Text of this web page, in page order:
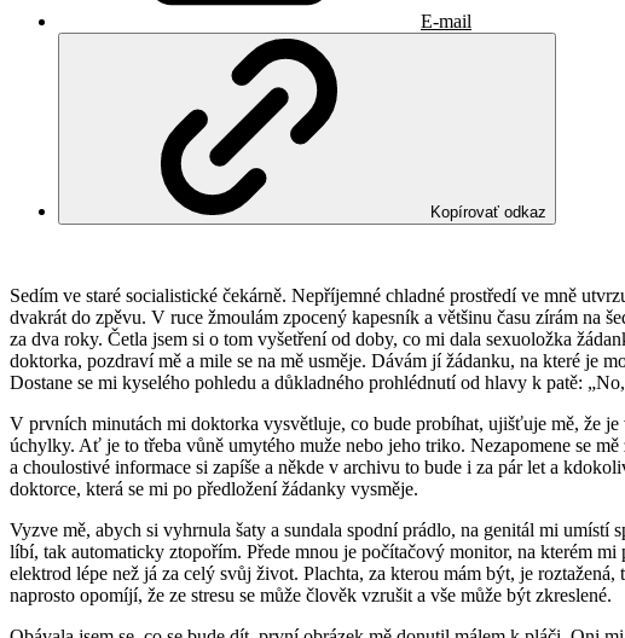
E-mail
Kopírovať odkaz
Sedím ve staré socialistické čekárně. Nepříjemné chladné prostředí ve mně
dvakrát do zpěvu. V ruce žmoulám zpocený kapesník a většinu času zírám na
za dva roky. Četla jsem si o tom vyšetření od doby, co mi dala sexuoložka
doktorka, pozdraví mě a mile se na mě usměje. Dávám jí žádanku, na které je
Dostane se mi kyselého pohledu a důkladného prohlédnutí od hlavy k patě:
V prvních minutách mi doktorka vysvětluje, co bude probíhat, ujišťuje mě, že
úchylky. Ať je to třeba vůně umytého muže nebo jeho triko. Nezapomene se
a choulostivé informace si zapíše a někde v archivu to bude i za pár let a
doktorce, která se mi po předložení žádanky vysměje.
Vyzve mě, abych si vyhrnula šaty a sundala spodní prádlo, na genitál mi
líbí, tak automaticky ztopořím. Přede mnou je počítačový monitor, na kterém
elektrod lépe než já za celý svůj život. Plachta, za kterou mám být, je
naprosto opomíjí, že ze stresu se může člověk vzrušit a vše může být zkreslené.